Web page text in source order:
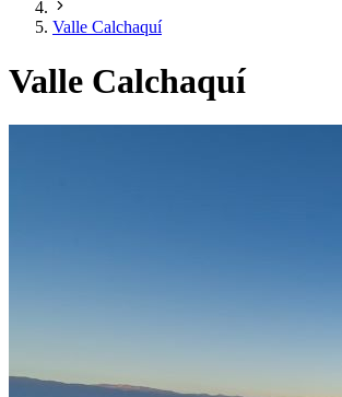
Valle Calchaquí
Valle Calchaquí